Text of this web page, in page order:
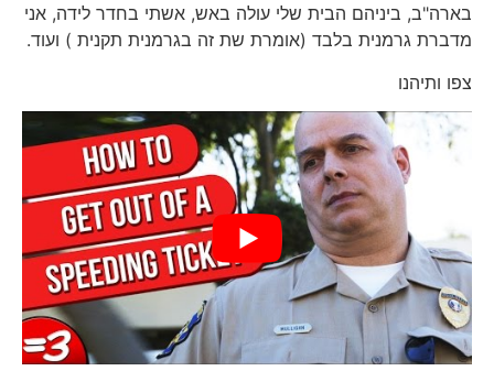
בארה"ב, ביניהם הבית שלי עולה באש, אשתי בחדר לידה, אני
מדברת גרמנית בלבד (אומרת שת זה בגרמנית תקנית ) ועוד.
צפו ותיהנו